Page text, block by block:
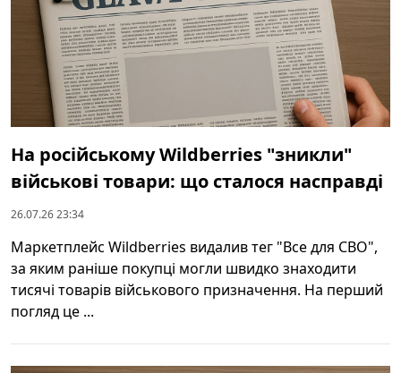
На російському Wildberries "зникли"
військові товари: що сталося насправді
26.07.26 23:34
Маркетплейс Wildberries видалив тег "Все для СВО",
за яким раніше покупці могли швидко знаходити
тисячі товарів військового призначення. На перший
погляд це ...